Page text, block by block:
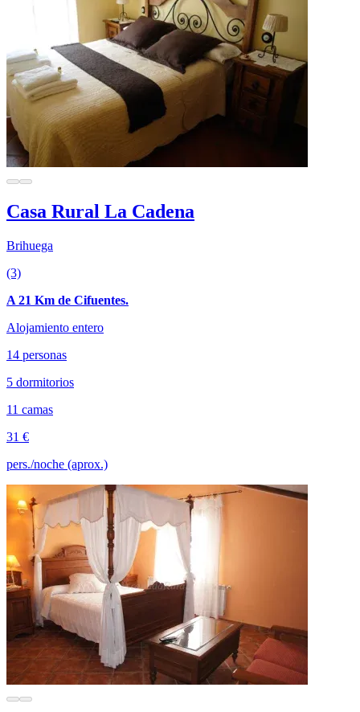
Casa Rural La Cadena
Brihuega
(3)
A 21 Km de Cifuentes.
Alojamiento entero
14 personas
5 dormitorios
11 camas
31 €
pers./noche (aprox.)